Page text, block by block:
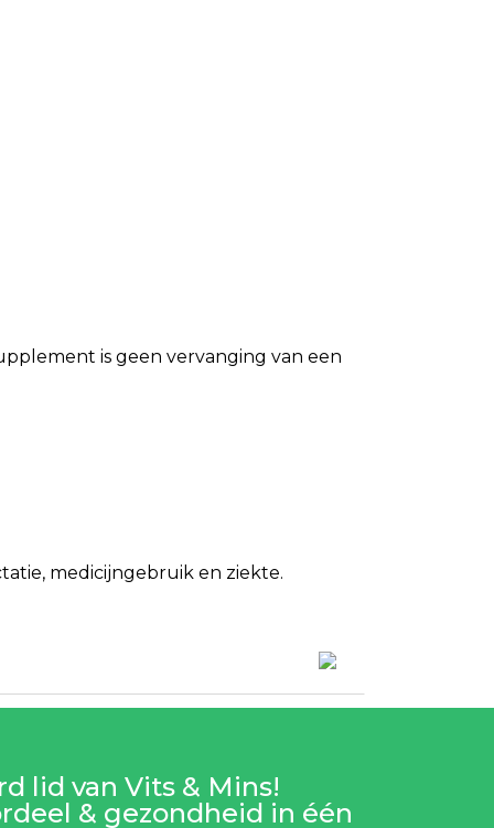
is geen vervanging van een
medicijngebruik en ziekte.
lid van Vits & Mins!
& gezondheid in één